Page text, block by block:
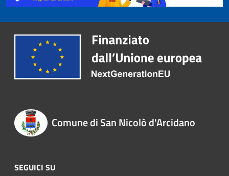
Comune di San Nicolò d'Arcidano
SEGUICI SU